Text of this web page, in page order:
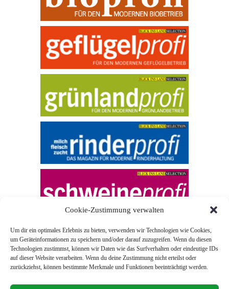
Cookie-Zustimmung verwalten
Um dir ein optimales Erlebnis zu bieten, verwenden wir Technologien wie Cookies,
um Geräteinformationen zu speichern und/oder darauf zuzugreifen. Wenn du diesen
Technologien zustimmst, können wir Daten wie das Surfverhalten oder eindeutige IDs
auf dieser Website verarbeiten. Wenn du deine Zustimmung nicht erteilst oder
zurückziehst, können bestimmte Merkmale und Funktionen beeinträchtigt werden.